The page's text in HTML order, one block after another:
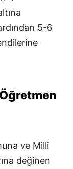
5-6
ve Millî
değinen